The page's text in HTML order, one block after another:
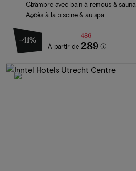
Chambre avec bain à remous & sauna
Accès à la piscine & au spa
-41%
À partir de
486
289